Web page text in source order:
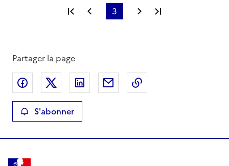
Première page
Page précédente
3 Page suivante
Partager la page
Partager sur Facebook
Partager sur XPartager sur LinkedIn
Partager par email
S'abonner